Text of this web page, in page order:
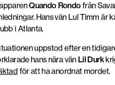
Quando Rondofrån
Hans vän Lul Timm är
i Atlanta.
uppstod efter en
hans nära vän Lil Durk
för att ha anordnat mordet.